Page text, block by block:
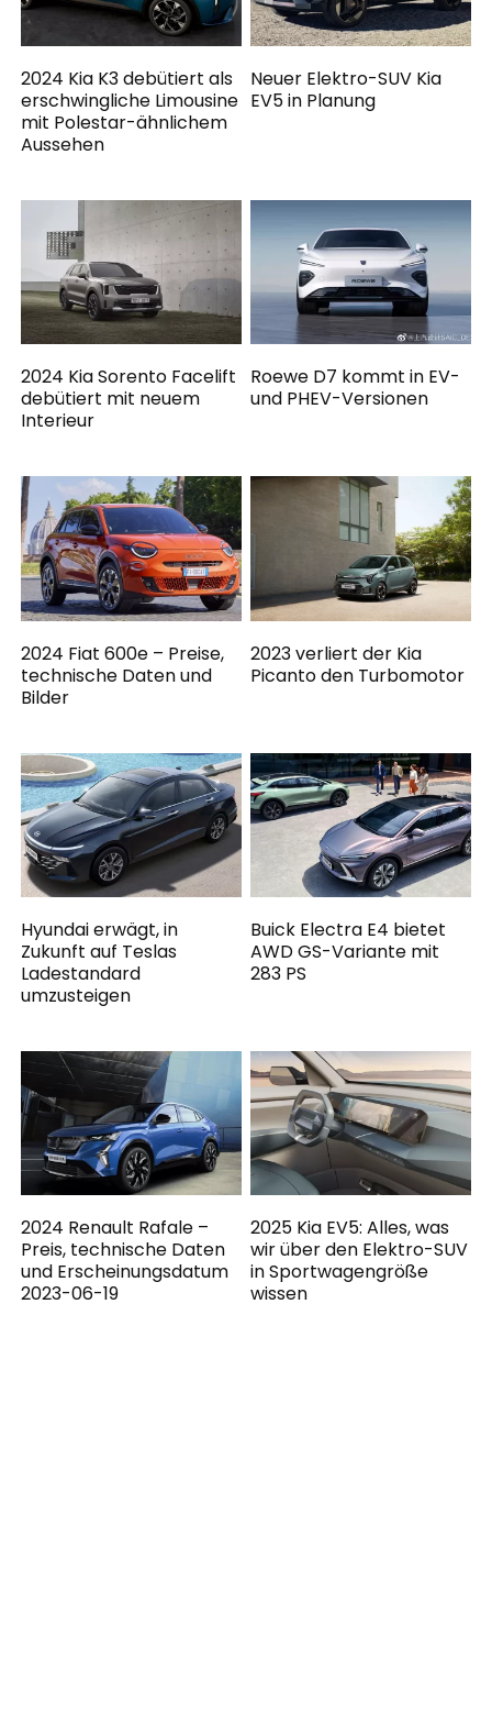
2024 Kia K3 debütiert als
erschwingliche Limousine
mit Polestar-ähnlichem
Aussehen
Neuer Elektro-SUV Kia
EV5 in Planung
2024 Kia Sorento Facelift
debütiert mit neuem
Interieur
Roewe D7 kommt in EV-
und PHEV-Versionen
2024 Fiat 600e – Preise,
technische Daten und
Bilder
2023 verliert der Kia
Picanto den Turbomotor
Hyundai erwägt, in
Zukunft auf Teslas
Ladestandard
umzusteigen
Buick Electra E4 bietet
AWD GS-Variante mit
283 PS
2024 Renault Rafale –
Preis, technische Daten
und Erscheinungsdatum
2023-06-19
2025 Kia EV5: Alles, was
wir über den Elektro-SUV
in Sportwagengröße
wissen